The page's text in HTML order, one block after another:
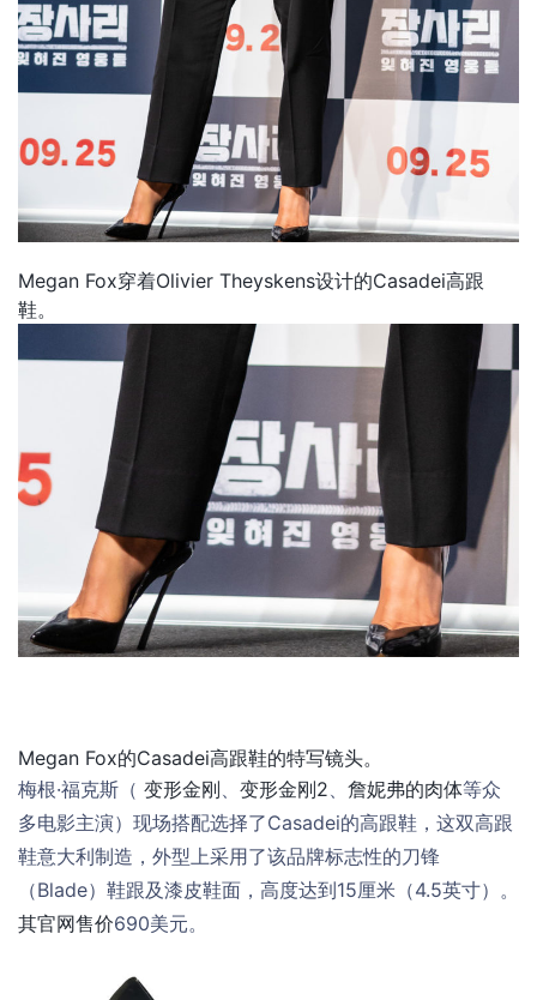
Megan Fox穿着Olivier Theyskens设计的Casadei高跟
鞋。
Megan Fox的Casadei高跟鞋的特写镜头。
梅根·福克斯（ 变形金刚、 变形金刚2、 詹妮弗的肉体等众
多电影主演）现场搭配选择了Casadei的高跟鞋，这双高跟
鞋意大利制造，外型上采用了该品牌标志性的刀锋
（Blade）鞋跟及漆皮鞋面，高度达到15厘米（4.5英寸）。
其官网售价690美元。